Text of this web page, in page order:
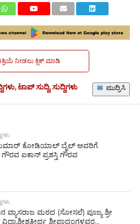
ನೀಡಲು ಕ್ಲಿಕ್ ಮಾಡಿ
,ಟಾಪ್ ಸುದ್ದಿ,ಸುದ್ದಿಗಳು ಮುದ್ರಿಸಿ
ಕೋಡಿಯಾಲ್ ಬೈಲ್ ಅವರಿಗೆ
ಗೌರವ ಐಕಾನ್ ಪ್ರಶಸ್ತಿ ಗೌರವ
ವ್ಯಾಸರಾಜ ಮಠದ (ಸೋಸಲೆ) ಪೂಜ್ಯ ಶ್ರೀ
ವಿದ್ಯಾಶ್ರೀಶತೀರ್ಥ ಶ್ರೀಪಾದಂಗಳವರ...